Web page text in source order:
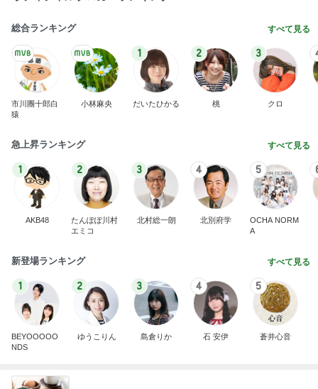
総合ランキング すべて見る
市川團十郎白
猿
小林麻央
1
だいたひかる
2
桃
3
クロ
急上昇ランキング すべて見る
1
AKB48
2
たんぽぽ川村
エミコ
3
北村総一朗
4
北別府学
5
OCHA NORM
A
新登場ランキング すべて見る
1
BEYOOOOO
NDS
2
ゆうこりん
3
島倉りか
4
石 安伊
5
蒼井心音